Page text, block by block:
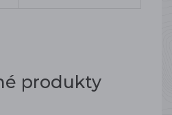
produkty